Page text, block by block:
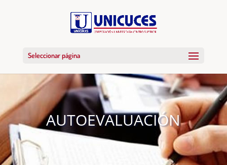
Seleccionar página
AUTOEVALUACIÓN